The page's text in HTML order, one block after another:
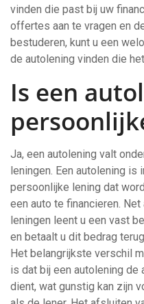
vinden die past bij uw
offertes aan te vragen en
bestuderen, kunt u een
de autolening vinden die
Is een
Ja, een autolening valt
leningen. Een autolening
persoonlijke lening dat
een auto te financieren.
leningen leent u een vast
en betaalt u dit bedrag
Het belangrijkste verschil
is dat bij een autolening de
dient, wat gunstig kan zijn